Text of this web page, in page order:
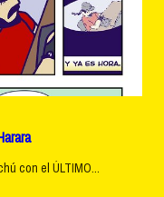
con el ÚLTIMO...